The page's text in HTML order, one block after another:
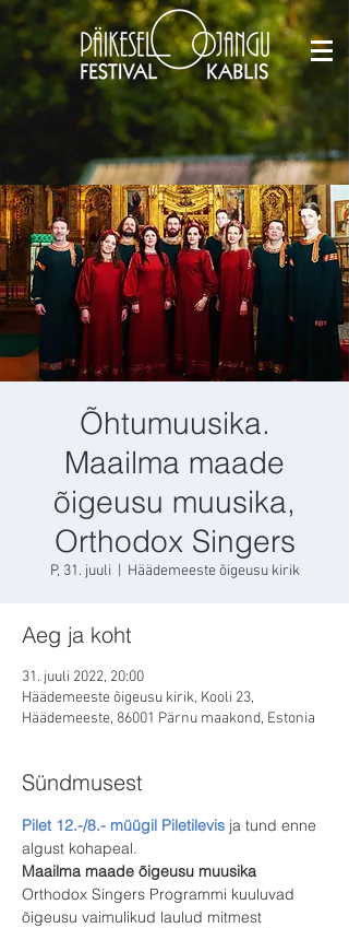
Õhtumuusika.
Maailma maade
õigeusu muusika,
Orthodox Singers
P, 31. juuli Häädemeeste õigeusu kirik
Aeg ja koht
31. juuli 2022, 20:00
Häädemeeste õigeusu kirik, Kooli 23,
Häädemeeste, 86001 Pärnu maakond, Estonia
Sündmusest
Pilet 12.-/8.- müügil Piletilevis ja tund enne
algust kohapeal.
Maailma maade õigeusu muusika
Orthodox Singers Programmi kuuluvad
õigeusu vaimulikud laulud mitmest